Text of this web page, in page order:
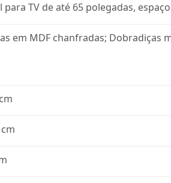
para TV de até 65 polegadas,
em MDF chanfradas; Dobradiças